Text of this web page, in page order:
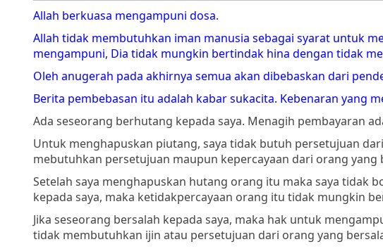
Allah berkuasa mengampuni dosa.
Allah tidak membutuhkan iman manusia sebagai syarat untuk
mengampuni, Dia tidak mungkin bertindak hina dengan tidak
Oleh anugerah pada akhirnya semua akan dibebaskan dari
Berita pembebasan itu adalah kabar sukacita. Kebenaran yang
Ada seseorang berhutang kepada saya. Menagih pembayaran
Untuk menghapuskan piutang, saya tidak butuh persetujuan
mebutuhkan persetujuan maupun kepercayaan dari orang yang
Setelah saya menghapuskan hutang orang itu maka saya tidak
kepada saya, maka ketidakpercayaan orang itu tidak mungkin
Jika seseorang bersalah kepada saya, maka hak untuk
tidak membutuhkan ijin atau persetujuan dari orang yang